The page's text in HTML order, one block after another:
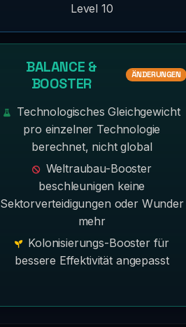
Level 10
BALANCE &
BOOSTER
ÄNDERUNGEN
Technologisches Gleichgewicht
pro einzelner Technologie
berechnet, nicht global
Weltraubau-Booster
beschleunigen keine
Sektorverteidigungen oder Wunder
mehr
Kolonisierungs-Booster für
bessere Effektivität angepasst